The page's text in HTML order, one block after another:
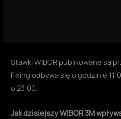
Stawki WIBOR publikowane są
Fixing odbywa się o godzinie
o 23:00.
Jak dzisiejszy WIBOR 3M